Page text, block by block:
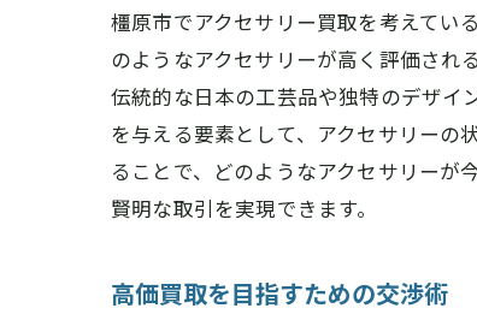
橿原市でアクセサリー買取を考えてい
のようなアクセサリーが高く評価され
伝統的な日本の工芸品や独特のデザイ
を与える要素として、アクセサリーの
ることで、どのようなアクセサリーが
賢明な取引を実現できます。
高価買取を目指すための交渉術